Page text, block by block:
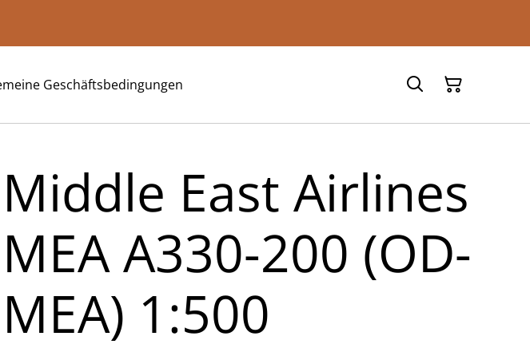
Geschäftsbedingungen
Middle East Airlines
MEA A330-200 (OD-
MEA) 1:500